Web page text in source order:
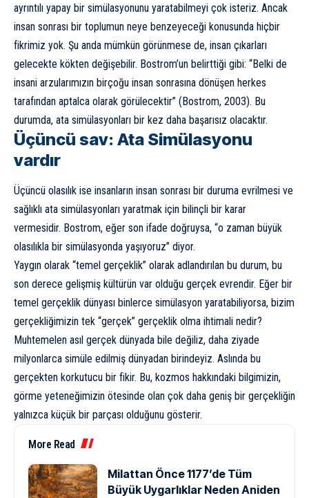
ayrıntılı yapay bir simülasyonunu yaratabilmeyi çok isteriz. Ancak
insan sonrası bir toplumun neye benzeyeceği konusunda hiçbir
fikrimiz yok. Şu anda mümkün görünmese de, insan çıkarları
gelecekte kökten değişebilir. Bostrom’un belirttiği gibi: “Belki de
insani arzularımızın birçoğu insan sonrasına dönüşen herkes
tarafından aptalca olarak görülecektir” (Bostrom, 2003). Bu
durumda, ata simülasyonları bir kez daha başarısız olacaktır.
Üçüncü sav: Ata Simülasyonu
vardır
Üçüncü olasılık ise insanların insan sonrası bir duruma evrilmesi ve
sağlıklı ata simülasyonları yaratmak için bilinçli bir karar
vermesidir. Bostrom, eğer son ifade doğruysa, “o zaman büyük
olasılıkla bir simülasyonda yaşıyoruz” diyor.
Yaygın olarak “temel gerçeklik” olarak adlandırılan bu durum, bu
son derece gelişmiş kültürün var olduğu gerçek evrendir. Eğer bir
temel gerçeklik dünyası binlerce simülasyon yaratabiliyorsa, bizim
gerçekliğimizin tek “gerçek” gerçeklik olma ihtimali nedir?
Muhtemelen asıl gerçek dünyada bile değiliz, daha ziyade
milyonlarca simüle edilmiş dünyadan birindeyiz. Aslında bu
gerçekten korkutucu bir fikir. Bu, kozmos hakkındaki bilgimizin,
görme yeteneğimizin ötesinde olan çok daha geniş bir gerçekliğin
yalnızca küçük bir parçası olduğunu gösterir.
More Read
Milattan Önce 1177’de Tüm
Büyük Uygarlıklar Neden Aniden